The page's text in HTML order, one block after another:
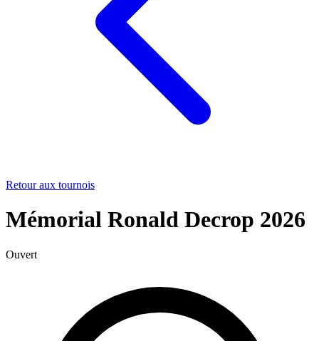
Retour aux tournois
Mémorial Ronald Decrop 2026
Ouvert